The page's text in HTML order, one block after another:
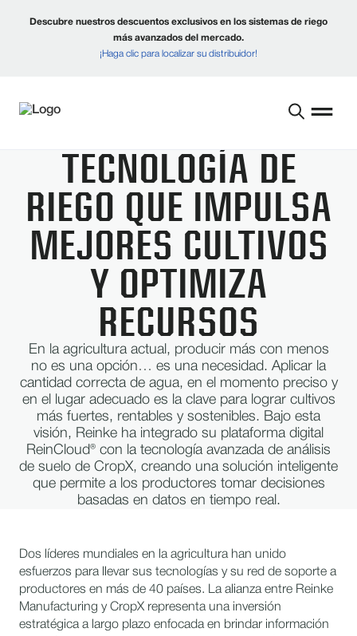
Descubre nuestros descuentos exclusivos en los sistemas de riego
más avanzados del mercado.
¡Haga clic para localizar su distribuidor!
TECNOLOGÍA DE
RIEGO QUE IMPULSA
MEJORES CULTIVOS
Y OPTIMIZA
RECURSOS
En la agricultura actual, producir más con menos
no es una opción… es una necesidad. Aplicar la
cantidad correcta de agua, en el momento preciso y
en el lugar adecuado es la clave para lograr cultivos
más fuertes, rentables y sostenibles. Bajo esta
visión, Reinke ha integrado su plataforma digital
ReinCloud® con la tecnología avanzada de análisis
de suelo de CropX, creando una solución inteligente
que permite a los productores tomar decisiones
basadas en datos en tiempo real.
Dos líderes mundiales en la agricultura han unido
esfuerzos para llevar sus tecnologías y su red de soporte a
productores en más de 40 países. La alianza entre Reinke
Manufacturing y CropX representa una inversión
estratégica a largo plazo enfocada en brindar información